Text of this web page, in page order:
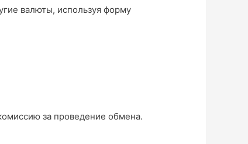
валюты, используя форму
за проведение обмена.